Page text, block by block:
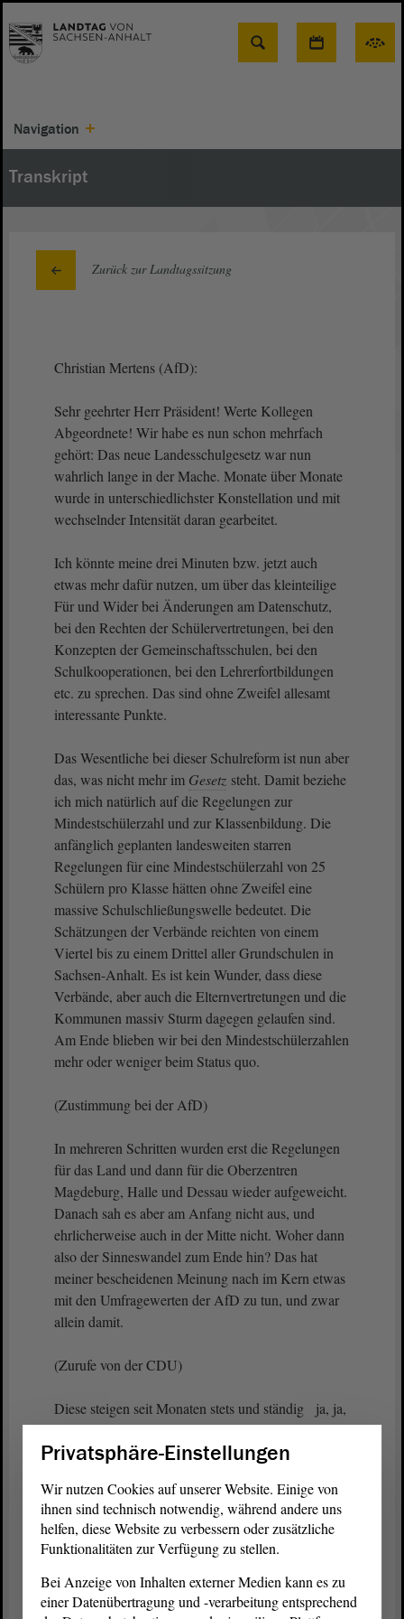
Suche
Navigation
Transkript
Zurück zur Landtagssitzung
Christian Mertens (AfD):
Sehr geehrter Herr Präsident! Werte Kollegen
Abgeordnete! Wir habe es nun schon mehrfach
gehört: Das neue Landesschulgesetz war nun
wahrlich lange in der Mache. Monate über Monate
wurde in unterschiedlichster Konstellation und mit
wechselnder Intensität daran gearbeitet.
Ich könnte meine drei Minuten bzw. jetzt auch
etwas mehr dafür nutzen, um über das kleinteilige
Für und Wider bei Änderungen am Datenschutz,
bei den Rechten der Schülervertretungen, bei den
Konzepten der Gemeinschaftsschulen, bei den
Schulkooperationen, bei den Lehrerfortbildungen
etc. zu sprechen. Das sind ohne Zweifel allesamt
interessante Punkte.
Das Wesentliche bei dieser Schulreform ist nun aber
das, was nicht mehr im Gesetz steht. Damit beziehe
ich mich natürlich auf die Regelungen zur
Mindestschülerzahl und zur Klassenbildung. Die
anfänglich geplanten landesweiten starren
Regelungen für eine Mindestschülerzahl von 25
Schülern pro Klasse hätten ohne Zweifel eine
massive Schulschließungswelle bedeutet. Die
Schätzungen der Verbände reichten von einem
Viertel bis zu einem Drittel aller Grundschulen in
Sachsen-Anhalt. Es ist kein Wunder, dass diese
Verbände, aber auch die Elternvertretungen und die
Kommunen massiv Sturm dagegen gelaufen sind.
Am Ende blieben wir bei den Mindestschülerzahlen
mehr oder weniger beim Status quo.
(Zustimmung bei der AfD)
In mehreren Schritten wurden erst die Regelungen
für das Land und dann für die Oberzentren
Magdeburg, Halle und Dessau wieder aufgeweicht.
Danach sah es aber am Anfang nicht aus, und
ehrlicherweise auch in der Mitte nicht. Woher dann
also der Sinneswandel zum Ende hin? Das hat
meiner bescheidenen Meinung nach im Kern etwas
mit den Umfragewerten der AfD zu tun, und zwar
allein damit.
(Zurufe von der CDU)
Diese steigen seit Monaten stets und ständig ja, ja,
so ist das und bewegten sich zuletzt bei rund 40
%.
(Guido Kosmehl, FDP: Ach du Jemine!)
In dieser Situation die Bombe der landesweiten
Schulschließungen platzen zu lassen, das wollte
man sich dann doch nicht geben.
Privatsphäre-Einstellungen
Wir nutzen Cookies auf unserer Website. Einige von
ihnen sind technisch notwendig, während andere uns
helfen, diese Website zu verbessern oder zusätzliche
Funktionalitäten zur Verfügung zu stellen.
Bei Anzeige von Inhalten externer Medien kann es zu
einer Datenübertragung und -verarbeitung entsprechend